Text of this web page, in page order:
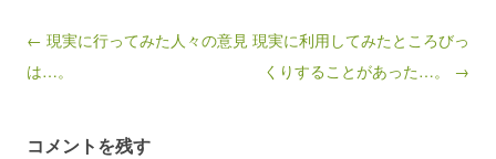
Post navigation
← 現実に行ってみた人々の意見
は…。
現実に利用してみたところびっ
くりすることがあった…。 →
コメントを残す